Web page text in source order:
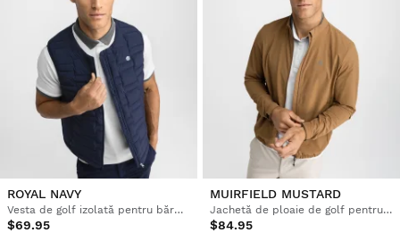
ROYAL NAVY
Vesta de golf izolată pentru bărbați
$69.95
MUIRFIELD MUSTARD
Jachetă de ploaie de golf pentru bărbați
$84.95